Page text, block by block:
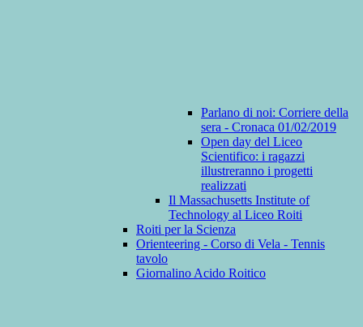
Parlano di noi: Corriere della
sera - Cronaca 01/02/2019
Open day del Liceo
Scientifico: i ragazzi
illustreranno i progetti
realizzati
Il Massachusetts Institute of
Technology al Liceo Roiti
Roiti per la Scienza
Orienteering - Corso di Vela - Tennis
tavolo
Giornalino Acido Roitico